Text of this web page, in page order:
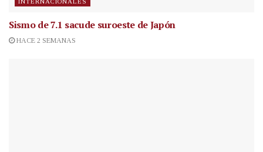
Sismo de 7.1 sacude suroeste de Japón
HACE 2 SEMANAS